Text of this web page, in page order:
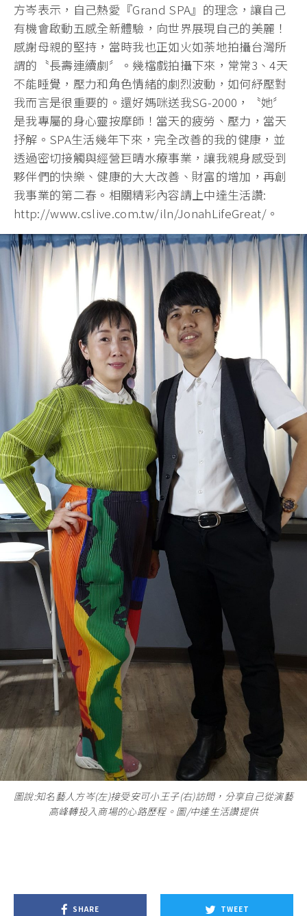
方岑表示，自己熱愛『Grand SPA』的理念，讓自己
有機會啟動五感全新體驗，向世界展現自己的美麗！
感謝母親的堅持，當時我也正如火如荼地拍攝台灣所
謂的〝長壽連續劇〞。幾檔戲拍攝下來，常常3、4天
不能睡覺，壓力和角色情緒的劇烈波動，如何紓壓對
我而言是很重要的。還好媽咪送我SG-2000，〝她〞
是我專屬的身心靈按摩師！當天的疲勞、壓力，當天
抒解。SPA生活幾年下來，完全改善的我的健康，並
透過密切接觸與經營巨晴水療事業，讓我親身感受到
夥伴們的快樂、健康的大大改善、財富的增加，再創
我事業的第二春。相關精彩內容請上中達生活讚:
http://www.cslive.com.tw/iln/JonahLifeGreat/。
圖說:知名藝人方岑(左)接受安可小王子(右)訪問，分享自己從演藝
高峰轉投入商場的心路歷程。圖/中達生活讚提供
SHARE TWEET